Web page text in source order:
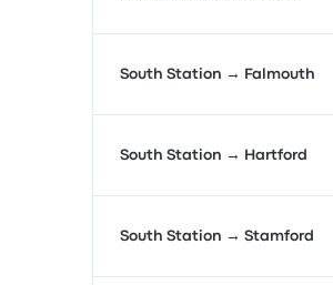
South Station → Falmouth
South Station → Hartford
South Station → Stamford